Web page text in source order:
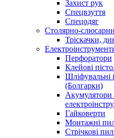
Захист рук
Спецвзуття
Спецодяг
Столярно-
Тріскачки,
Перфоратори
Клейові
Шліфувальні
(Болгарки)
Акумулятори
Гайковерти
Монтажні
Стрічкові